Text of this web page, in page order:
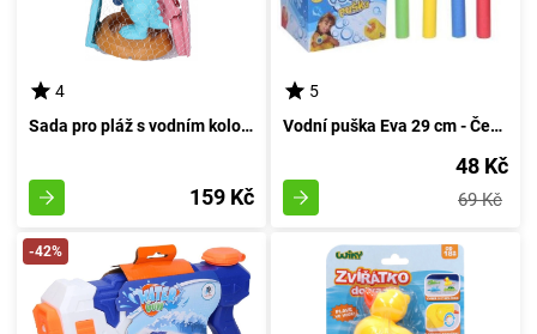
4
Sada pro pláž s vodním kolotočem ve tvaru dinosaura 28 cm
159 Kč
5
Vodní puška Eva 29 cm - České balení
48 Kč
69 Kč
-42%